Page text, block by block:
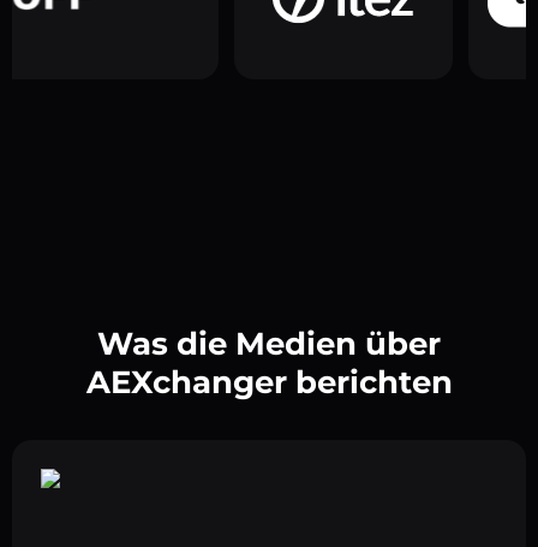
Was die Medien über
AEXchanger berichten